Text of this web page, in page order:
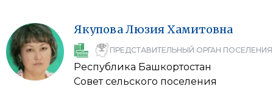
ЯкуповаЛюзияХамитовна
ПРЕДСТАВИТЕЛЬНЫЙ ОРГАН ПОСЕЛЕНИЯ
Республика Башкортостан
Совет сельского поселения